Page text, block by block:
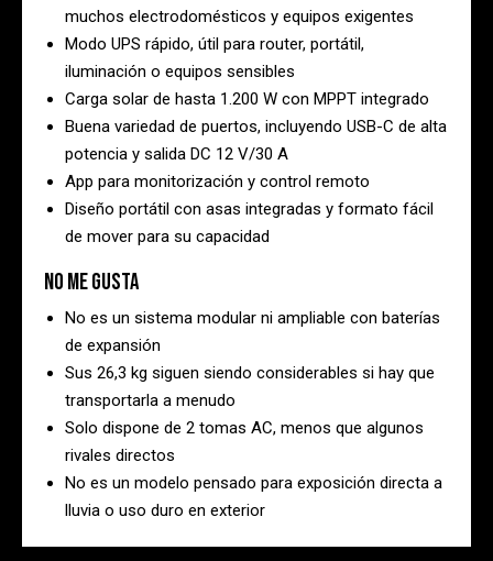
muchos electrodomésticos y equipos exigentes
Modo UPS rápido, útil para router, portátil,
iluminación o equipos sensibles
Carga solar de hasta 1.200 W con MPPT integrado
Buena variedad de puertos, incluyendo USB-C de alta
potencia y salida DC 12 V/30 A
App para monitorización y control remoto
Diseño portátil con asas integradas y formato fácil
de mover para su capacidad
No me gusta
No es un sistema modular ni ampliable con baterías
de expansión
Sus 26,3 kg siguen siendo considerables si hay que
transportarla a menudo
Solo dispone de 2 tomas AC, menos que algunos
rivales directos
No es un modelo pensado para exposición directa a
lluvia o uso duro en exterior